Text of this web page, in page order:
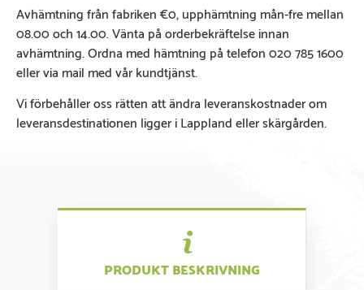
Avhämtning från fabriken €0, upphämtning mån-fre mellan
08.00 och 14.00. Vänta på orderbekräftelse innan
avhämtning. Ordna med hämtning på telefon 020 785 1600
eller via mail med vår kundtjänst.
Vi förbehåller oss rätten att ändra leveranskostnader om
leveransdestinationen ligger i Lappland eller skärgården.
PRODUKT BESKRIVNING